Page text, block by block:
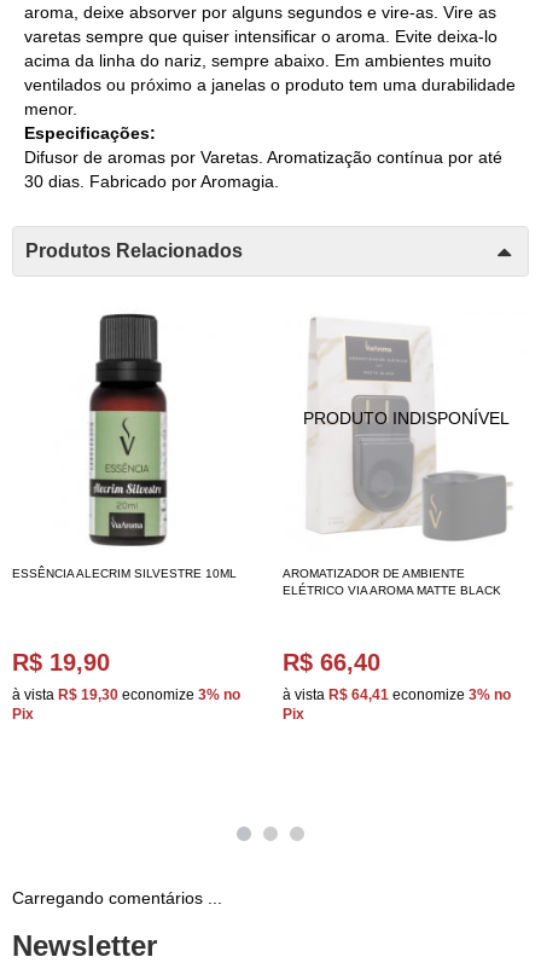
aroma, deixe absorver por alguns segundos e vire-as. Vire as
varetas sempre que quiser intensificar o aroma. Evite deixa-lo
acima da linha do nariz, sempre abaixo. Em ambientes muito
ventilados ou próximo a janelas o produto tem uma durabilidade
menor.
Especificações:
Difusor de aromas por Varetas. Aromatização contínua por até
30 dias. Fabricado por Aromagia.
Produtos Relacionados
ESSÊNCIA ALECRIM SILVESTRE 10ML
R$ 19,90
à vista R$ 19,30 economize 3% no
Pix
AROMATIZADOR DE AMBIENTE
ELÉTRICO VIA AROMA MATTE BLACK
R$ 66,40
à vista R$ 64,41 economize 3% no
Pix
Carregando comentários ...
Newsletter